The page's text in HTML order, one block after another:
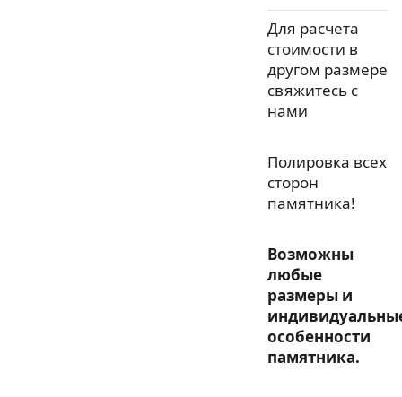
Для расчета
стоимости в
другом размере
свяжитесь с
нами
Полировка всех
сторон
памятника!
Возможны
любые
размеры и
особенности
памятника.